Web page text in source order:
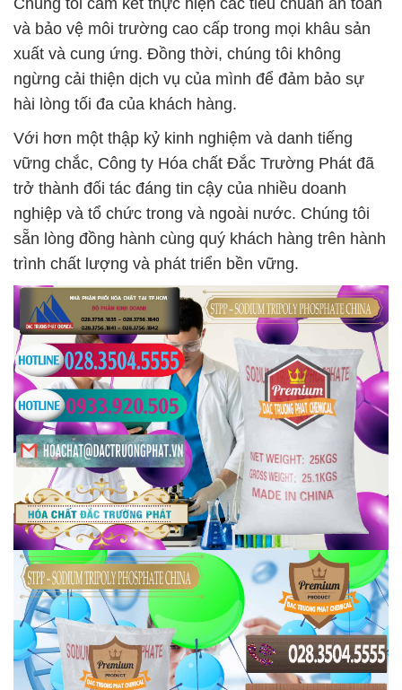
Chúng tôi cam kết thực hiện các tiêu chuẩn an toàn
và bảo vệ môi trường cao cấp trong mọi khâu sản
xuất và cung ứng. Đồng thời, chúng tôi không
ngừng cải thiện dịch vụ của mình để đảm bảo sự
hài lòng tối đa của khách hàng.
Với hơn một thập kỷ kinh nghiệm và danh tiếng
vững chắc, Công ty Hóa chất Đắc Trường Phát đã
trở thành đối tác đáng tin cậy của nhiều doanh
nghiệp và tổ chức trong và ngoài nước. Chúng tôi
sẵn lòng đồng hành cùng quý khách hàng trên hành
trình chất lượng và phát triển bền vững.